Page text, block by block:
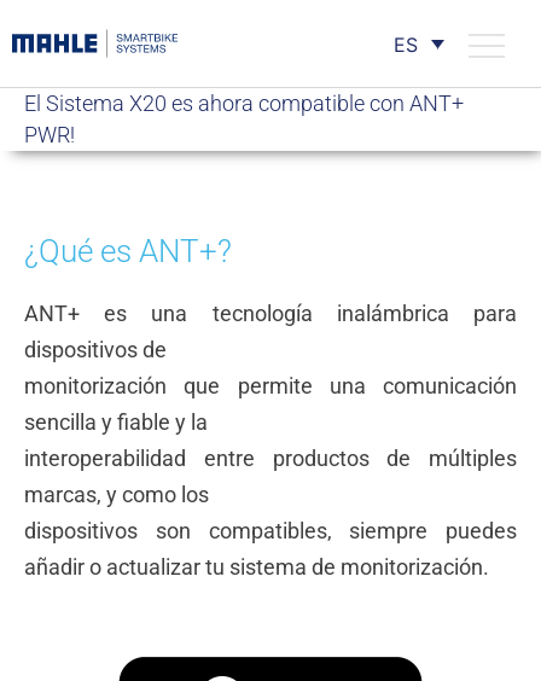
ES
El Sistema X20 es ahora compatible con ANT+
PWR!
¿Qué es ANT+?
ANT+ es una tecnología inalámbrica para
dispositivos de
monitorización que permite una comunicación
sencilla y fiable y la
interoperabilidad entre productos de múltiples
marcas, y como los
dispositivos son compatibles, siempre puedes
añadir o actualizar tu sistema de monitorización.